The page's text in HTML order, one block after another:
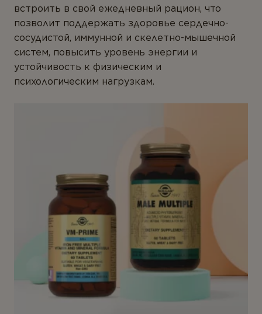
встроить в свой ежедневный рацион, что
позволит поддержать здоровье сердечно-
сосудистой, иммунной и скелетно-мышечной
систем, повысить уровень энергии и
устойчивость к физическим и
психологическим нагрузкам.